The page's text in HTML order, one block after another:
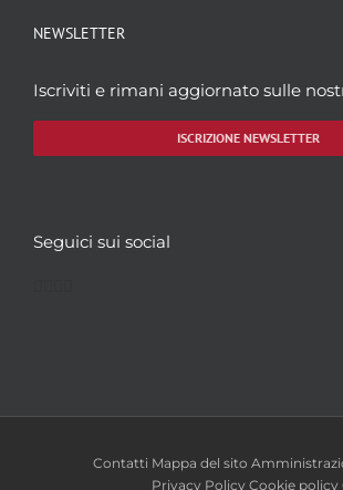
NEWSLETTER
Iscriviti e rimani aggiornato sulle
ISCRIZIONE NEWSLETTER
Seguici sui social
Contatti Mappa del sito
Privacy Policy Cookie policy